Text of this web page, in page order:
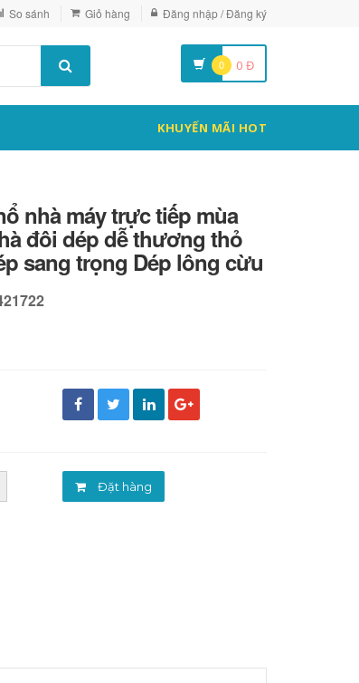
So sánh Giỏ hàng Đăng nhập / Đăng ký
0 0 Đ
KHUYẾN MÃI HOT
nhà máy trực tiếp mùa
đôi dép dễ thương thỏ
sang trọng Dép lông cừu
Đặt hàng